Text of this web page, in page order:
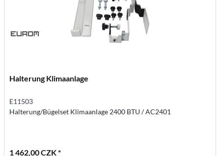
Halterung Klimaanlage
E11503
Halterung/Bügelset Klimaanlage 2400 BTU / AC2401
1 462,00 CZK *